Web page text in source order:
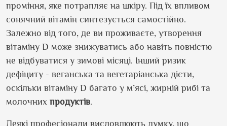
проміння, яке потрапляє на шкіру. Під їх впливом
сонячний вітамін синтезується самостійно.
Залежно від того, де ви проживаєте, утворення
вітаміну D може знижуватись або навіть повністю
не відбуватися у зимові місяці. Інший ризик
дефіциту - веганська та вегетаріанська дієти,
оскільки вітаміну D багато у м’ясі, жирній рибі та
молочних продуктів.
Деякі професіонали висловлюють думку, що